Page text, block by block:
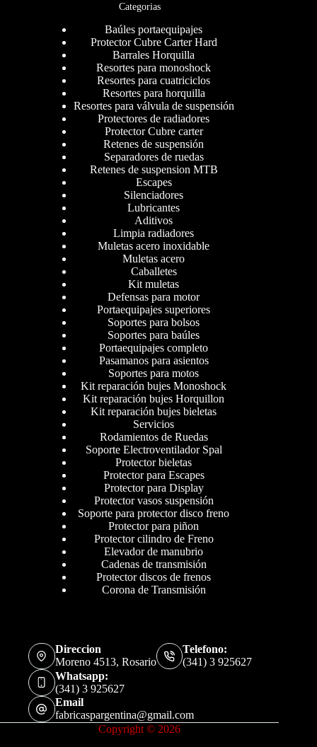
Categorias
Baúles portaequipajes
Protector Cubre Carter Hard
Barrales Horquilla
Resortes para monoshock
Resortes para cuatriciclos
Resortes para horquilla
Resortes para válvula de suspensión
Protectores de radiadores
Protector Cubre carter
Retenes de suspensión
Separadores de ruedas
Retenes de suspension MTB
Escapes
Silenciadores
Lubricantes
Aditivos
Limpia radiadores
Muletas acero inoxidable
Muletas acero
Caballetes
Kit muletas
Defensas para motor
Portaequipajes superiores
Soportes para bolsos
Soportes para baúles
Portaequipajes completo
Pasamanos para asientos
Soportes para motos
Kit reparación bujes Monoshock
Kit reparación bujes Horquillon
Kit reparación bujes bieletas
Servicios
Rodamientos de Ruedas
Soporte Electroventilador Spal
Protector bieletas
Protector para Escapes
Protector para Display
Protector vasos suspensión
Soporte para protector disco freno
Protector para piñon
Protector cilindro de Freno
Elevador de manubrio
Cadenas de transmisión
Protector discos de frenos
Corona de Transmisión
Direccion
Moreno 4513, Rosario
Telefono:
(341) 3 925627
Whatsapp:
(341) 3 925627
Email
fabricaspargentina@gmail.com
Copyright © 2026